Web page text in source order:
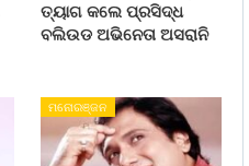
ତ୍ୟାଗ କଲେ ପ୍ରସିଦ୍ଧ
ବଲିଉଡ ଅଭିନେତା ଅସରାନି
ମନୋରଞ୍ଜନ